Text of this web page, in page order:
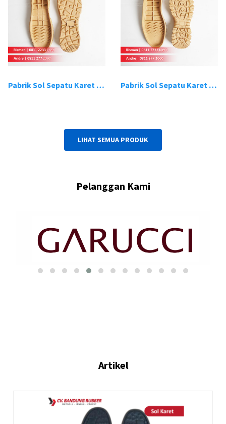
Pabrik Sol Sepatu Karet Bandung 19 Pabrik Sol Sepatu Karet Bandung 20
LIHAT SEMUA PRODUK
Pelanggan Kami
Artikel